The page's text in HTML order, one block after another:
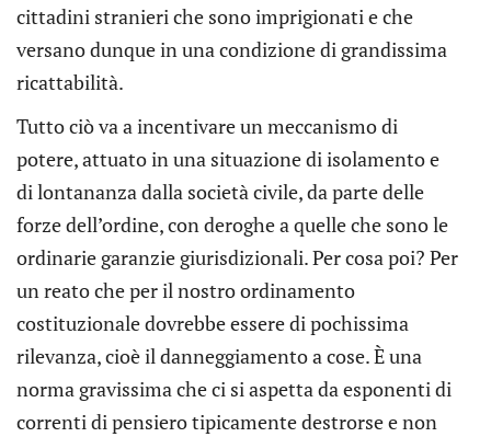
cittadini stranieri che sono imprigionati e che
versano dunque in una condizione di grandissima
ricattabilità.
Tutto ciò va a incentivare un meccanismo di
potere, attuato in una situazione di isolamento e
di lontananza dalla società civile, da parte delle
forze dell’ordine, con deroghe a quelle che sono le
ordinarie garanzie giurisdizionali. Per cosa poi? Per
un reato che per il nostro ordinamento
costituzionale dovrebbe essere di pochissima
rilevanza, cioè il danneggiamento a cose. È una
norma gravissima che ci si aspetta da esponenti di
correnti di pensiero tipicamente destrorse e non